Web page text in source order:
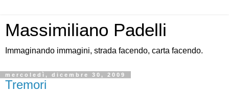
Massimiliano Padelli
Immaginando immagini, strada facendo, carta facendo.
mercoledì, dicembre 30, 2009
Tremori